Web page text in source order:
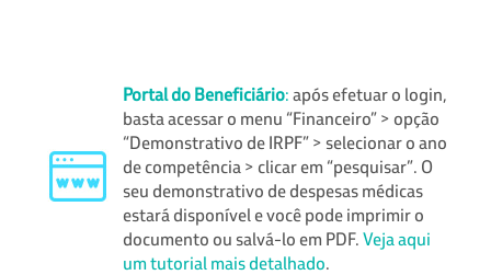
Portal do Beneficiário:após efetuar o login,
basta acessar o menu “Financeiro” > opção
“Demonstrativo de IRPF” > selecionar o ano
de competência > clicar em “pesquisar”. O
seu demonstrativo de despesas médicas
estará disponível e você pode imprimir o
documento ou salvá-lo em PDF.Veja aqui
um tutorial mais detalhado.